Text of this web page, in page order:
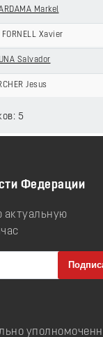
Markel
FORNELL Xavier
Salvador
Jesus
5
Федерации
актуальную